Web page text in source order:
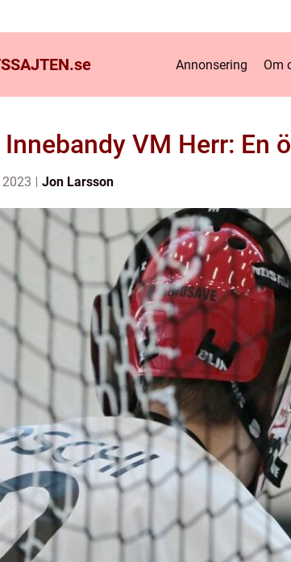
se Annonsering Om
Innebandy VM Herr: En
Jon Larsson